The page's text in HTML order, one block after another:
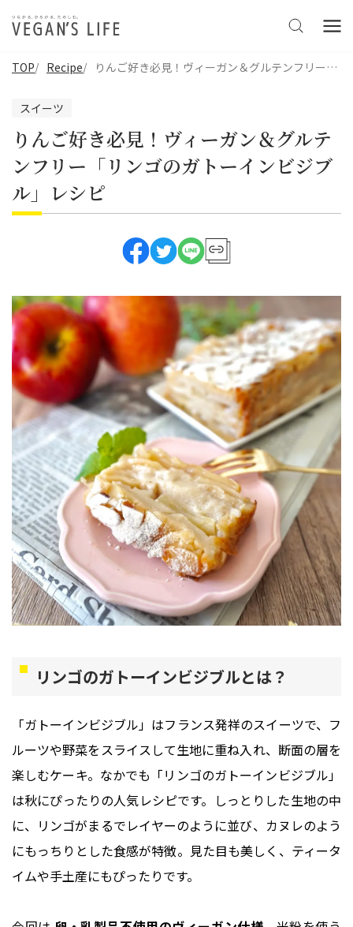
TOP Recipe りんご好き必見！ヴィーガン＆グルテンフリー「リンゴのガトーインビジブル」レシピ
スイーツ
りんご好き必見！ヴィーガン＆グルテ
ンフリー「リンゴのガトーインビジブ
ル」レシピ
リンゴのガトーインビジブルとは？
「ガトーインビジブル」はフランス発祥のスイーツで、フ
ルーツや野菜をスライスして生地に重ね入れ、断面の層を
楽しむケーキ。なかでも「リンゴのガトーインビジブル」
は秋にぴったりの人気レシピです。しっとりした生地の中
に、リンゴがまるでレイヤーのように並び、カヌレのよう
にもっちりとした食感が特徴。見た目も美しく、ティータ
イムや手土産にもぴったりです。